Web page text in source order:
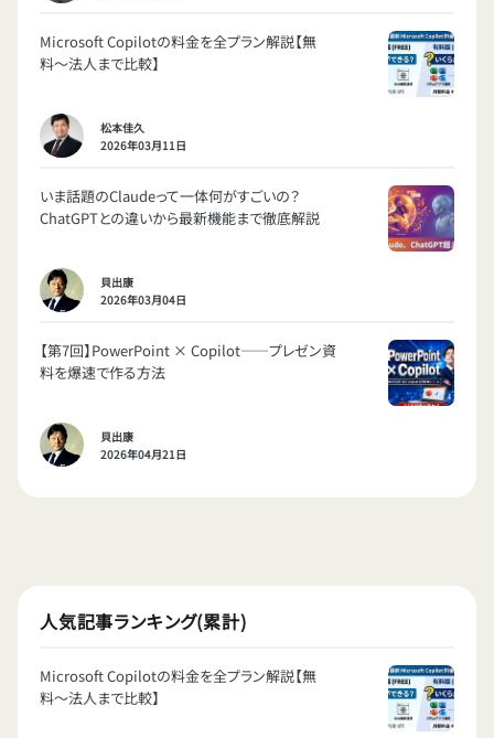
Microsoft Copilotの料金を全プラン解説【無
料〜法人まで比較】
松本佳久
2026年03月11日
いま話題のClaudeって一体何がすごいの？
ChatGPTとの違いから最新機能まで徹底解説
貝出康
2026年03月04日
【第7回】PowerPoint × Copilot——プレゼン資
料を爆速で作る方法
貝出康
2026年04月21日
人気記事ランキング(累計)
Microsoft Copilotの料金を全プラン解説【無
料〜法人まで比較】